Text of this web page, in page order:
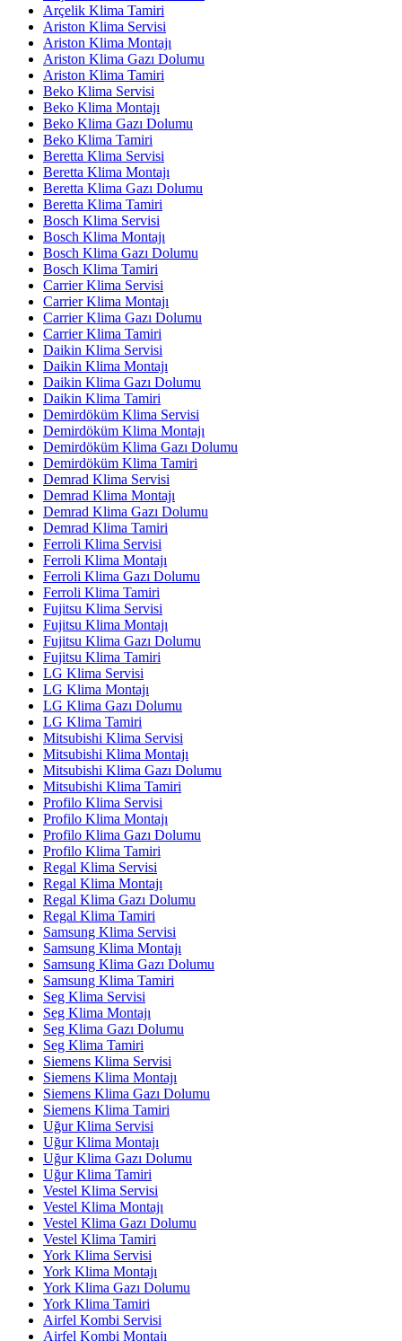
Arçelik Klima Tamiri
Ariston Klima Servisi
Ariston Klima Montajı
Ariston Klima Gazı Dolumu
Ariston Klima Tamiri
Beko Klima Servisi
Beko Klima Montajı
Beko Klima Gazı Dolumu
Beko Klima Tamiri
Beretta Klima Servisi
Beretta Klima Montajı
Beretta Klima Gazı Dolumu
Beretta Klima Tamiri
Bosch Klima Servisi
Bosch Klima Montajı
Bosch Klima Gazı Dolumu
Bosch Klima Tamiri
Carrier Klima Servisi
Carrier Klima Montajı
Carrier Klima Gazı Dolumu
Carrier Klima Tamiri
Daikin Klima Servisi
Daikin Klima Montajı
Daikin Klima Gazı Dolumu
Daikin Klima Tamiri
Demirdöküm Klima Servisi
Demirdöküm Klima Montajı
Demirdöküm Klima Gazı Dolumu
Demirdöküm Klima Tamiri
Demrad Klima Servisi
Demrad Klima Montajı
Demrad Klima Gazı Dolumu
Demrad Klima Tamiri
Ferroli Klima Servisi
Ferroli Klima Montajı
Ferroli Klima Gazı Dolumu
Ferroli Klima Tamiri
Fujitsu Klima Servisi
Fujitsu Klima Montajı
Fujitsu Klima Gazı Dolumu
Fujitsu Klima Tamiri
LG Klima Servisi
LG Klima Montajı
LG Klima Gazı Dolumu
LG Klima Tamiri
Mitsubishi Klima Servisi
Mitsubishi Klima Montajı
Mitsubishi Klima Gazı Dolumu
Mitsubishi Klima Tamiri
Profilo Klima Servisi
Profilo Klima Montajı
Profilo Klima Gazı Dolumu
Profilo Klima Tamiri
Regal Klima Servisi
Regal Klima Montajı
Regal Klima Gazı Dolumu
Regal Klima Tamiri
Samsung Klima Servisi
Samsung Klima Montajı
Samsung Klima Gazı Dolumu
Samsung Klima Tamiri
Seg Klima Servisi
Seg Klima Montajı
Seg Klima Gazı Dolumu
Seg Klima Tamiri
Siemens Klima Servisi
Siemens Klima Montajı
Siemens Klima Gazı Dolumu
Siemens Klima Tamiri
Uğur Klima Servisi
Uğur Klima Montajı
Uğur Klima Gazı Dolumu
Uğur Klima Tamiri
Vestel Klima Servisi
Vestel Klima Montajı
Vestel Klima Gazı Dolumu
Vestel Klima Tamiri
York Klima Servisi
York Klima Montajı
York Klima Gazı Dolumu
York Klima Tamiri
Airfel Kombi Servisi
Airfel Kombi Montajı